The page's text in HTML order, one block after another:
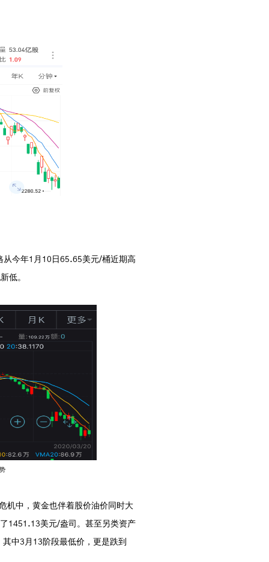
今年1月10日65.65美元/桶近期高
低。
机中，黄金也伴着股价油价同时大
1451.13美元/盎司。甚至另类资产
中3月13阶段最低价，更是跌到